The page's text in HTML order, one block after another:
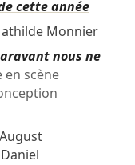
cette année
Monnier
nous ne
scène
Daniel